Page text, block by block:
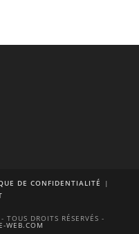
DE CONFIDENTIALITÉ
DROITS RÉSERVÉS -
WEB.COM